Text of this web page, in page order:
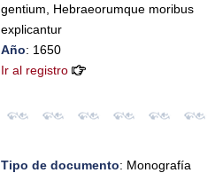
gentium, Hebraeorumque moribus
explicantur
Año: 1650
Ir al registro
Tipo de documento: Monografía